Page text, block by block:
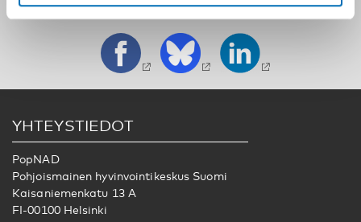
Seuraa meitä sosiaalisessa mediassa:
YHTEYSTIEDOT
PopNAD
Pohjoismainen hyvinvointikeskus Suomi
Kaisaniemenkatu 13 A
FI-00100 Helsinki